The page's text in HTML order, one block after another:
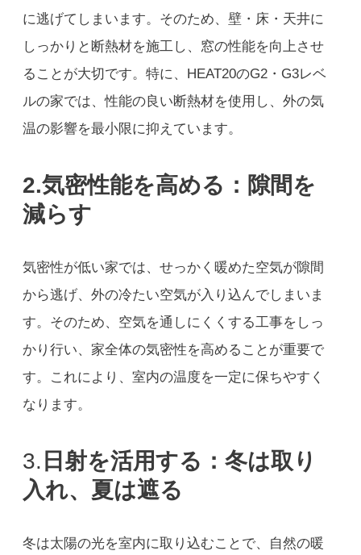
に逃げてしまいます。そのため、壁・床・天井に
しっかりと断熱材を施工し、窓の性能を向上させ
ることが大切です。特に、HEAT20のG2・G3レベ
ルの家では、性能の良い断熱材を使用し、外の気
温の影響を最小限に抑えています。
2.気密性能を高める：隙間を
減らす
気密性が低い家では、せっかく暖めた空気が隙間
から逃げ、外の冷たい空気が入り込んでしまいま
す。そのため、空気を通しにくくする工事をしっ
かり行い、家全体の気密性を高めることが重要で
す。これにより、室内の温度を一定に保ちやすく
なります。
3. 日射を活用する：冬は取り
入れ、夏は遮る
冬は太陽の光を室内に取り込むことで、自然の暖